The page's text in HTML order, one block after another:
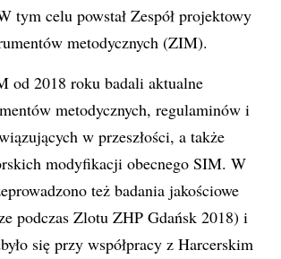
tym celu powstał Zespół projektowy
metodycznych (ZIM).
od 2018 roku badali aktualne
metodycznych, regulaminów i
w przeszłości, a także
modyfikacji obecnego SIM. W
też badania jakościowe
podczas Zlotu ZHP Gdańsk 2018) i
się przy współpracy z Harcerskim